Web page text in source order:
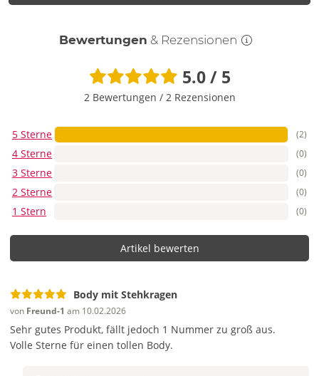
Bewertungen & Rezensionen
5.0 / 5
2 Bewertungen / 2 Rezensionen
5 Sterne (2)
4 Sterne (0)
3 Sterne (0)
2 Sterne (0)
1 Stern (0)
Artikel bewerten
Body mit Stehkragen
von Freund-1 am 10.02.2026
Sehr gutes Produkt, fällt jedoch 1 Nummer zu groß aus.
Volle Sterne für einen tollen Body.